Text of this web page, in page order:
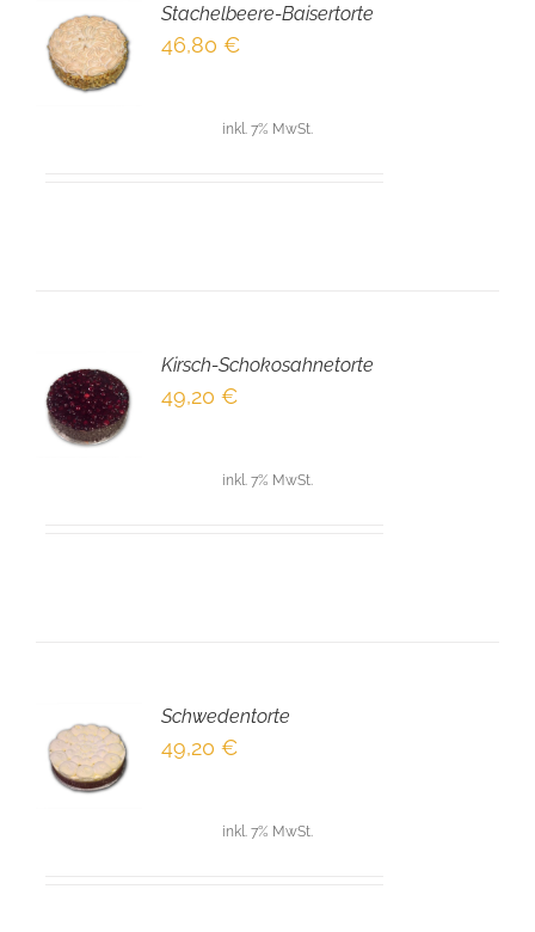
Stachelbeere-Baisertorte
46,80 €
inkl. 7% MwSt.
Kirsch-Schokosahnetorte
49,20 €
inkl. 7% MwSt.
Schwedentorte
49,20 €
inkl. 7% MwSt.